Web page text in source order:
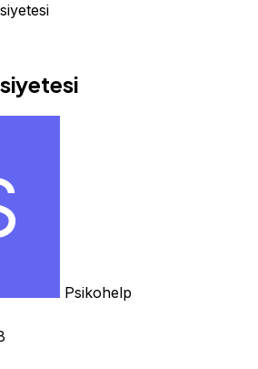
Psikohelp